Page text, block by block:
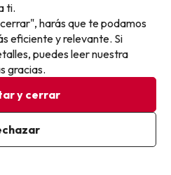
no se te escape.
suscrito
y estar de acuerdo con la
ti.
harás que te podamos
eficiente y relevante. Si
puedes leer nuestra
gracias.
y cerrar